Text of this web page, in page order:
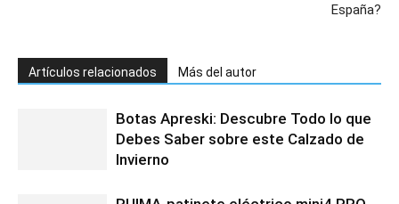
España?
Artículos relacionados Más del autor
Botas Apreski: Descubre Todo lo que
Debes Saber sobre este Calzado de
Invierno